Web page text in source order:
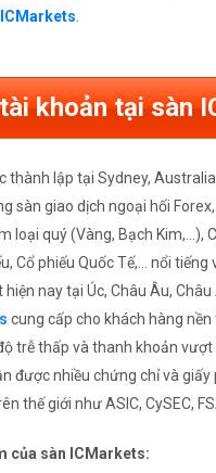
ICMarkets.
khoản tại sàn
thành lập tại Sydney,
sàn giao dịch ngoại hối Forex,
loại quý (Vàng, Bạch Kim,...),
Cổ phiếu Quốc Tế,... nổi
nay tại Úc, Châu Âu,
cung cấp cho khách hàng
trễ thấp và thanh khoản vượt
được nhiều chứng chỉ và
thế giới như ASIC, CySEC,
của sàn ICMarkets: